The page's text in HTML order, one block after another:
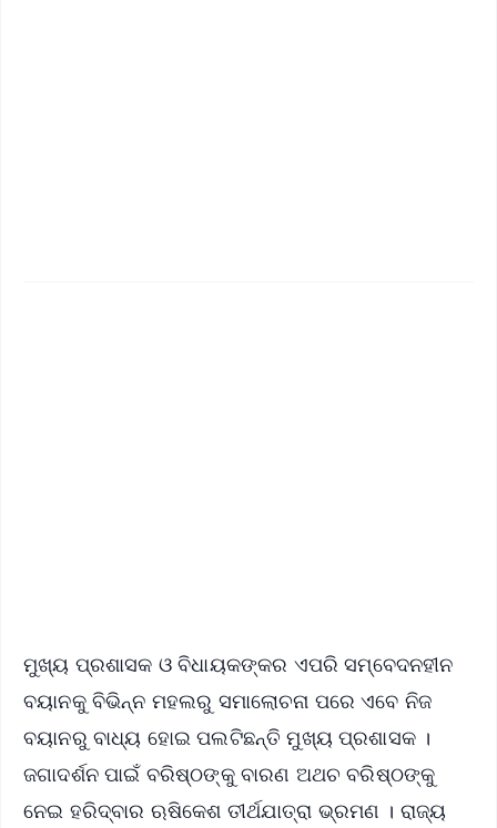
ମୁଖ୍ୟ ପ୍ରଶାସକ ଓ ବିଧାୟକଙ୍କର ଏପରି ସମ୍ବେଦନହୀନ
ବୟାନକୁ ବିଭିନ୍ନ ମହଲରୁ ସମାଲୋଚନା ପରେ ଏବେ ନିଜ
ବୟାନରୁ ବାଧ୍ୟ ହୋଇ ପଲଟିଛନ୍ତି ମୁଖ୍ୟ ପ୍ରଶାସକ ।
ଜଗାଦର୍ଶନ ପାଇଁ ବରିଷ୍ଠଙ୍କୁ ବାରଣ ଅଥଚ ବରିଷ୍ଠଙ୍କୁ
ନେଇ ହରିଦ୍ବାର ଋଷିକେଶ ତୀର୍ଥଯାତ୍ରା ଭ୍ରମଣ । ରାଜ୍ୟ